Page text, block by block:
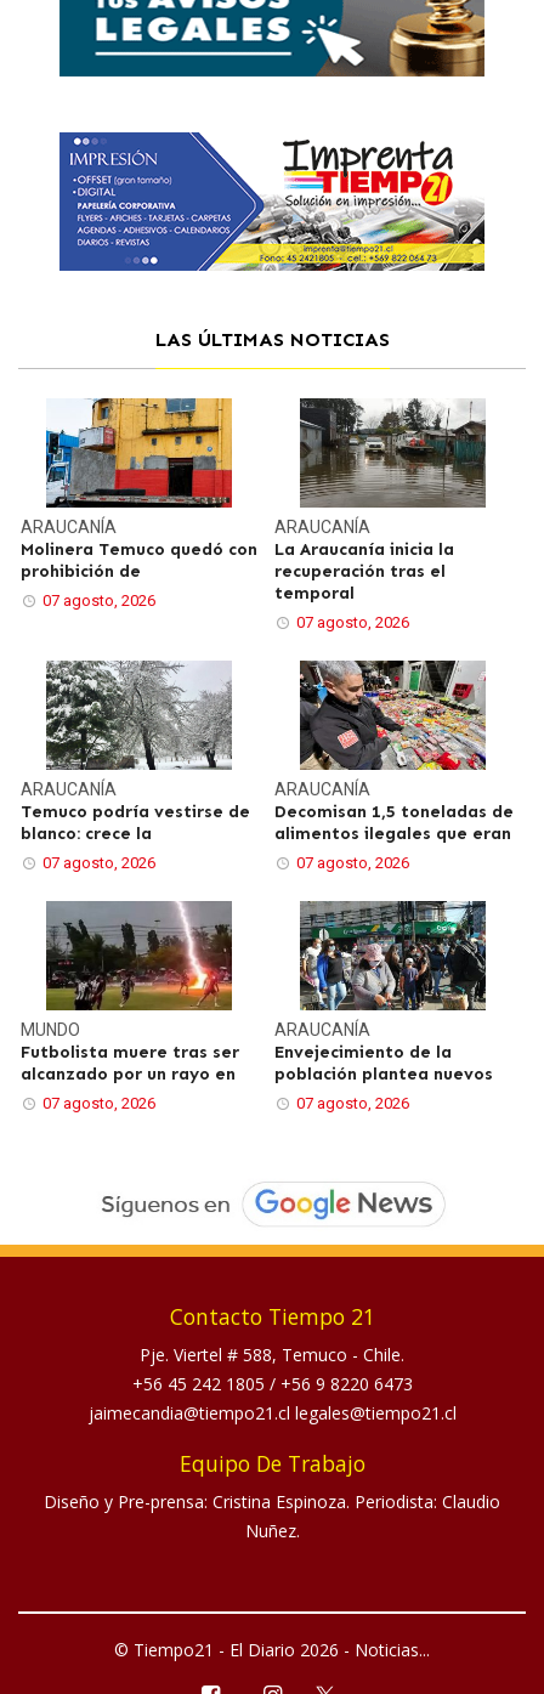
LAS ÚLTIMAS NOTICIAS
ARAUCANÍA
Molinera Temuco quedó con
prohibición de
07 agosto, 2026
ARAUCANÍA
La Araucanía inicia la
recuperación tras el
temporal
07 agosto, 2026
ARAUCANÍA
Temuco podría vestirse de
blanco: crece la
07 agosto, 2026
ARAUCANÍA
Decomisan 1,5 toneladas de
alimentos ilegales que eran
07 agosto, 2026
MUNDO
Futbolista muere tras ser
alcanzado por un rayo en
07 agosto, 2026
ARAUCANÍA
Envejecimiento de la
población plantea nuevos
07 agosto, 2026
Contacto Tiempo 21
Pje. Viertel # 588, Temuco - Chile.
+56 45 242 1805 / +56 9 8220 6473
jaimecandia@tiempo21.cl legales@tiempo21.cl
Equipo De Trabajo
Diseño y Pre-prensa: Cristina Espinoza. Periodista: Claudio
Nuñez.
© Tiempo21 - El Diario 2026 - Noticias...